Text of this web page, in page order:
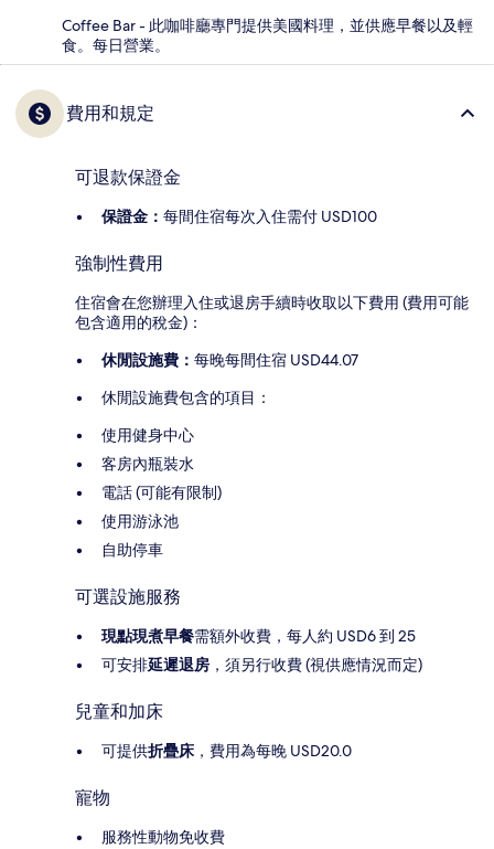
Coffee Bar - 此咖啡廳專門提供美國料理，並供應早餐以及輕
食。每日營業。
費用和規定
可退款保證金
保證金： 每間住宿每次入住需付 USD100
強制性費用
住宿會在您辦理入住或退房手續時收取以下費用 (費用可能
包含適用的稅金)：
休閒設施費： 每晚每間住宿 USD44.07
休閒設施費包含的項目：
使用健身中心
客房內瓶裝水
電話 (可能有限制)
使用游泳池
自助停車
可選設施服務
現點現煮早餐需額外收費，每人約 USD6 到 25
可安排延遲退房 ，須另行收費 (視供應情況而定)
兒童和加床
可提供折疊床 ，費用為每晚 USD20.0
寵物
服務性動物免收費